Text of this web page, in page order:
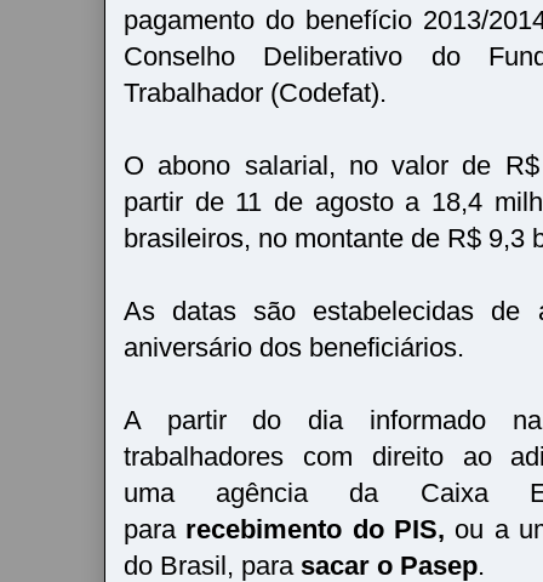
pagamento do benefício 2013/
Conselho Deliberativo do
Trabalhador (Codefat).
O abono salarial, no valor de
partir de 11 de agosto a 18,4
brasileiros, no montante de R$ 9,3
As datas são estabelecidas de
aniversário dos beneficiários.
A partir do dia informado
trabalhadores com direito ao
uma agência da Caixa
para recebimento do PIS, ou a
do Brasil, para sacar o Pasep.